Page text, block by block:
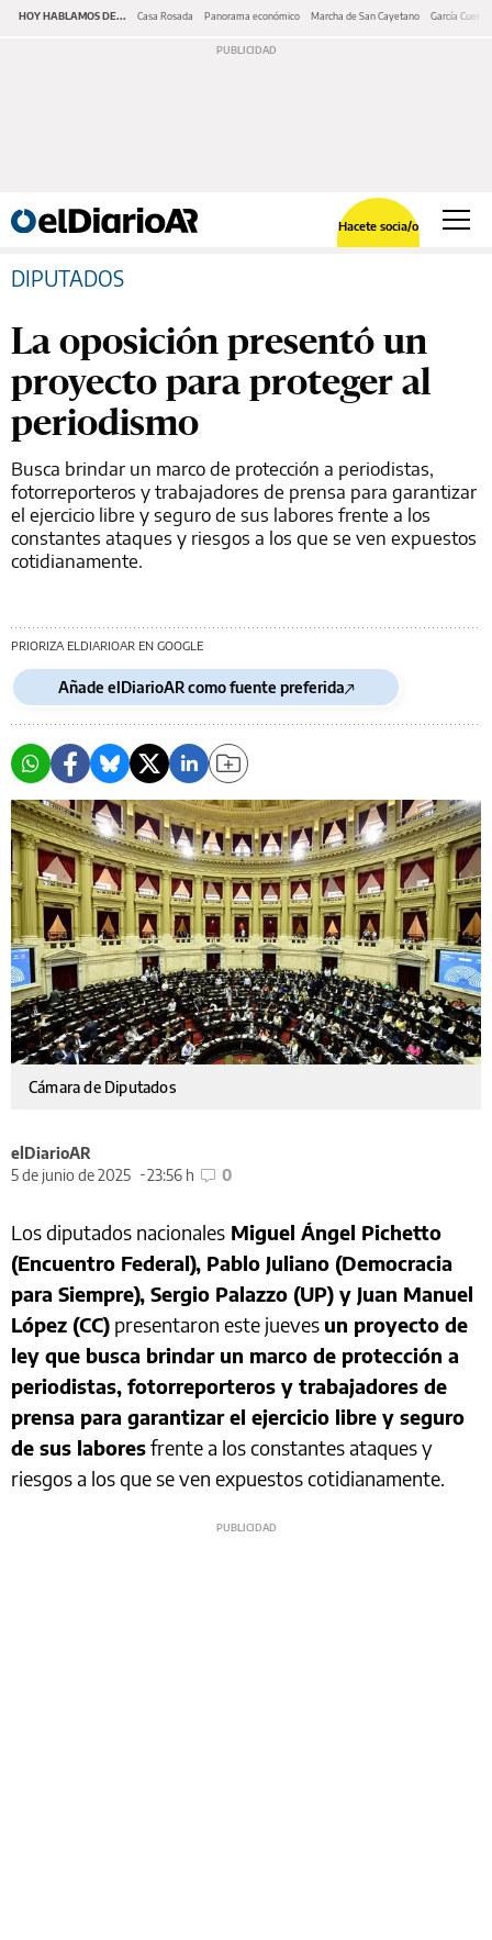
HOY HABLAMOS DE... Casa Rosada Panorama económico Marcha de San Cayetano García Cuerva
Hacete socia/o
DIPUTADOS
La oposición presentó un
proyecto para proteger al
periodismo
Busca brindar un marco de protección a periodistas,
fotorreporteros y trabajadores de prensa para garantizar
el ejercicio libre y seguro de sus labores frente a los
constantes ataques y riesgos a los que se ven expuestos
cotidianamente.
PRIORIZA ELDIARIOAR EN GOOGLE
Añade elDiarioAR como fuente preferida
Cámara de Diputados
elDiarioAR
5 de junio de 2025
23:56 h 0
Los diputados nacionales Miguel Ángel Pichetto
(Encuentro Federal), Pablo Juliano (Democracia
para Siempre), Sergio Palazzo (UP) y Juan Manuel
López (CC) presentaron este jueves un proyecto de
ley que busca brindar un marco de protección a
periodistas, fotorreporteros y trabajadores de
prensa para garantizar el ejercicio libre y seguro
de sus laboresfrente a los constantes ataques y
riesgos a los que se ven expuestos cotidianamente.